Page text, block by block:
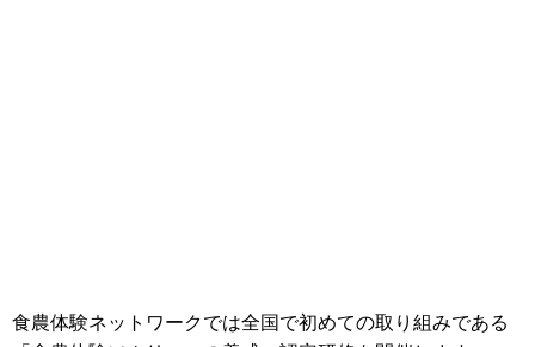
食農体験ネットワークでは全国で初めての取り組みである